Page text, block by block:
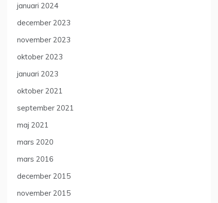
januari 2024
december 2023
november 2023
oktober 2023
januari 2023
oktober 2021
september 2021
maj 2021
mars 2020
mars 2016
december 2015
november 2015